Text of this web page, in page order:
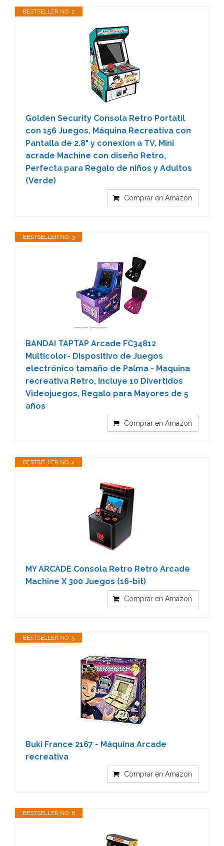
BESTSELLER NO. 2
Golden Security Consola Retro Portatil
con 156 Juegos, Máquina Recreativa con
Pantalla de 2.8" y conexion a TV, Mini
acrade Machine con diseño Retro,
Perfecta para Regalo de niños y Adultos
(Verde)
Comprar en Amazon
BESTSELLER NO. 3
BANDAI TAPTAP Arcade FC34812
Multicolor- Dispositivo de Juegos
electrónico tamaño de Palma - Maquina
recreativa Retro, Incluye 10 Divertidos
Videojuegos, Regalo para Mayores de 5
años
Comprar en Amazon
BESTSELLER NO. 4
MY ARCADE Consola Retro Retro Arcade
Machine X 300 Juegos (16-bit)
Comprar en Amazon
BESTSELLER NO. 5
Buki France 2167 - Máquina Arcade
recreativa
Comprar en Amazon
BESTSELLER NO. 6